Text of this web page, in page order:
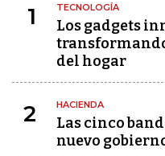
1 TECNOLOGÍA
Los gadgets
del hogar
2 HACIENDA
Las cinco
nuevo